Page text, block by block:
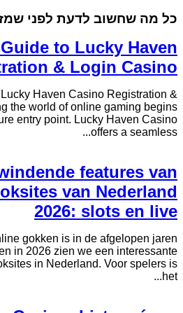
כל מה שחשוב לדעת לפני
to Lucky Haven
& Login Casino
Haven Casino Registration &
the world of online gaming begins
entry point. Lucky Haven Casino
offers a seamless...
features van
van Nederland
2026: slots en live
gokken is in de afgelopen jaren
in 2026 zien we een interessante
in Nederland. Voor spelers is
het...